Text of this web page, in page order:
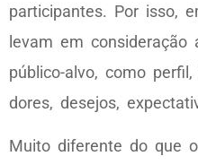
participantes. Por isso,
levam em consideração
público-alvo, como
dores, desejos,
Muito diferente do que